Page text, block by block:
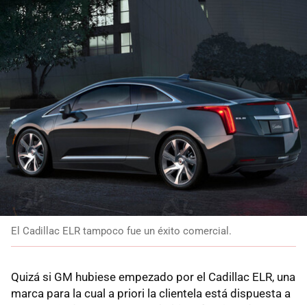
El Cadillac ELR tampoco fue un éxito comercial.
Quizá si GM hubiese empezado por el Cadillac ELR, una
marca para la cual a priori la clientela está dispuesta a